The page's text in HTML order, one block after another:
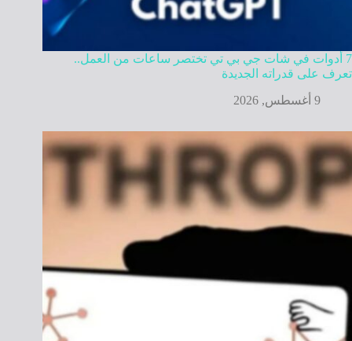
7 أدوات في شات جي بي تي تختصر ساعات من العمل..
تعرف على قدراته الجديدة
9 أغسطس, 2026